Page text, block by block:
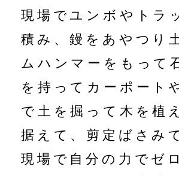
現場でユンボやトラ
積み、鏝をあやつり
ムハンマーをもって
を持ってカーポート
で土を掘って木を植
据えて、剪定ばさみ
現場で自分の力でゼ